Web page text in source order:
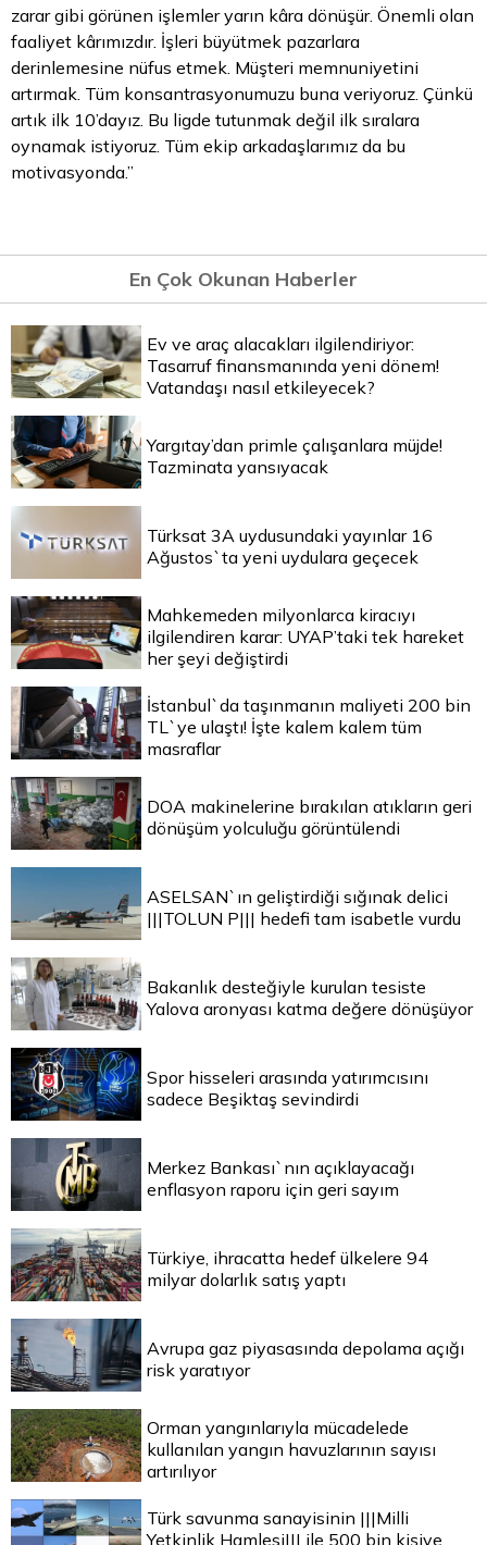
zarar gibi görünen işlemler yarın kâra dönüşür. Önemli olan
faaliyet kârımızdır. İşleri büyütmek pazarlara
derinlemesine nüfus etmek. Müşteri memnuniyetini
artırmak. Tüm konsantrasyonumuzu buna veriyoruz. Çünkü
artık ilk 10’dayız. Bu ligde tutunmak değil ilk sıralara
oynamak istiyoruz. Tüm ekip arkadaşlarımız da bu
motivasyonda.”
En Çok Okunan Haberler
Ev ve araç alacakları ilgilendiriyor:
Tasarruf finansmanında yeni dönem!
Vatandaşı nasıl etkileyecek?
Yargıtay’dan primle çalışanlara müjde!
Tazminata yansıyacak
Türksat 3A uydusundaki yayınlar 16
Ağustos`ta yeni uydulara geçecek
Mahkemeden milyonlarca kiracıyı
ilgilendiren karar: UYAP’taki tek hareket
her şeyi değiştirdi
İstanbul`da taşınmanın maliyeti 200 bin
TL`ye ulaştı! İşte kalem kalem tüm
masraflar
DOA makinelerine bırakılan atıkların geri
dönüşüm yolculuğu görüntülendi
ASELSAN`ın geliştirdiği sığınak delici
|||TOLUN P||| hedefi tam isabetle vurdu
Bakanlık desteğiyle kurulan tesiste
Yalova aronyası katma değere dönüşüyor
Spor hisseleri arasında yatırımcısını
sadece Beşiktaş sevindirdi
Merkez Bankası`nın açıklayacağı
enflasyon raporu için geri sayım
Türkiye, ihracatta hedef ülkelere 94
milyar dolarlık satış yaptı
Avrupa gaz piyasasında depolama açığı
risk yaratıyor
Orman yangınlarıyla mücadelede
kullanılan yangın havuzlarının sayısı
artırılıyor
Türk savunma sanayisinin |||Milli
Yetkinlik Hamlesi||| ile 500 bin kişiye